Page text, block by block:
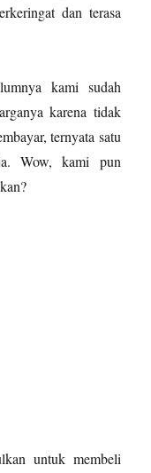
dan terasa
kami sudah
karena tidak
ternyata satu
Wow, kami pun
untuk membeli